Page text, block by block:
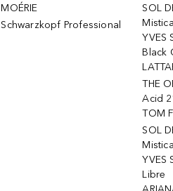
MOÉRIE
Schwarzkopf Professional
SOL
Mistica
YVES
Black
THE
Acid
TOM
SOL
Mistica
YVES
Libre